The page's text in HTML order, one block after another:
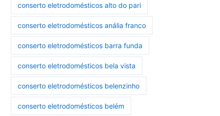
conserto eletrodomésticos alto do pari
conserto eletrodomésticos anália franco
conserto eletrodomésticos barra funda
conserto eletrodomésticos bela vista
conserto eletrodomésticos belenzinho
conserto eletrodomésticos belém